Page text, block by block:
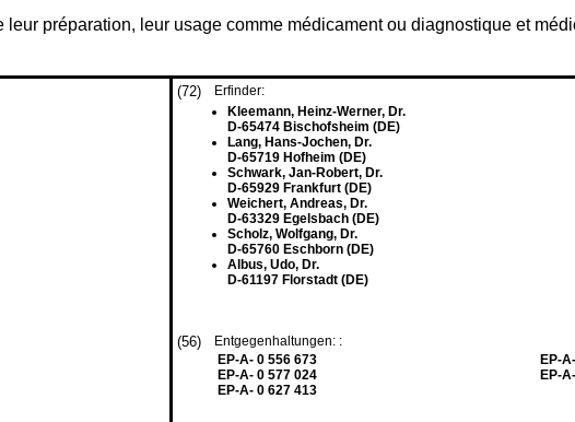
préparation, leur usage comme médicament ou diagnostique et
(72)
Erfinder:
Kleemann, Heinz-Werner, Dr.
D-65474 Bischofsheim (DE)
Lang, Hans-Jochen, Dr.
D-65719 Hofheim (DE)
Schwark, Jan-Robert, Dr.
D-65929 Frankfurt (DE)
Weichert, Andreas, Dr.
D-63329 Egelsbach (DE)
Scholz, Wolfgang, Dr.
D-65760 Eschborn (DE)
Albus, Udo, Dr.
D-61197 Florstadt (DE)
(56)
Entgegenhaltungen: :
EP-A- 0 556 673
EP-A- 0 577 024
EP-A- 0 627 413
EP-
EP-